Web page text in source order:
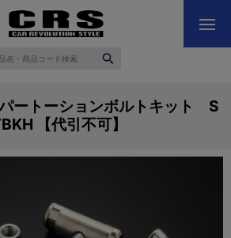
ートーションボルトキット S
【代引不可】